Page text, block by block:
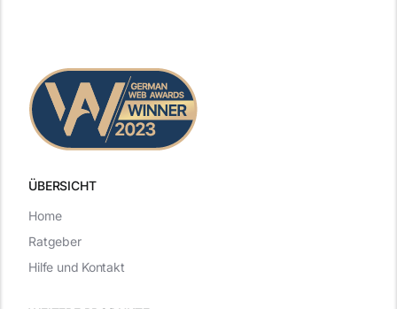
ÜBERSICHT
Home
Ratgeber
Hilfe und Kontakt